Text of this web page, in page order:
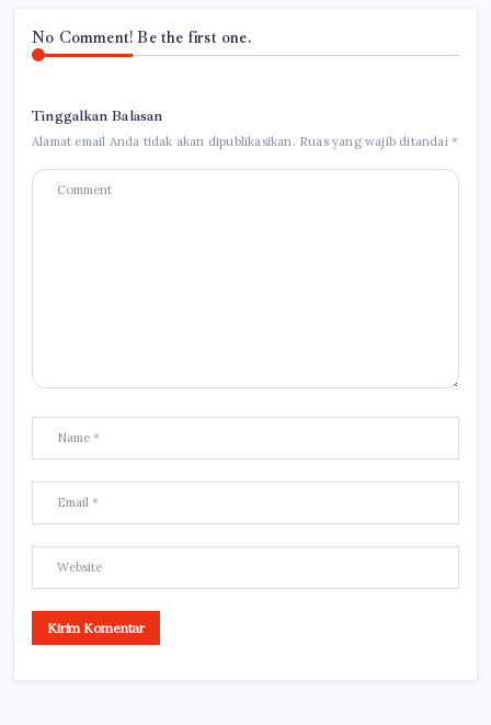
No Comment! Be the first one.
Tinggalkan Balasan
Alamat email Anda tidak akan dipublikasikan. Ruas yang wajib ditandai*